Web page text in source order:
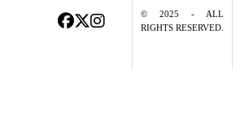
© 2025 - ALL
RIGHTS RESERVED.